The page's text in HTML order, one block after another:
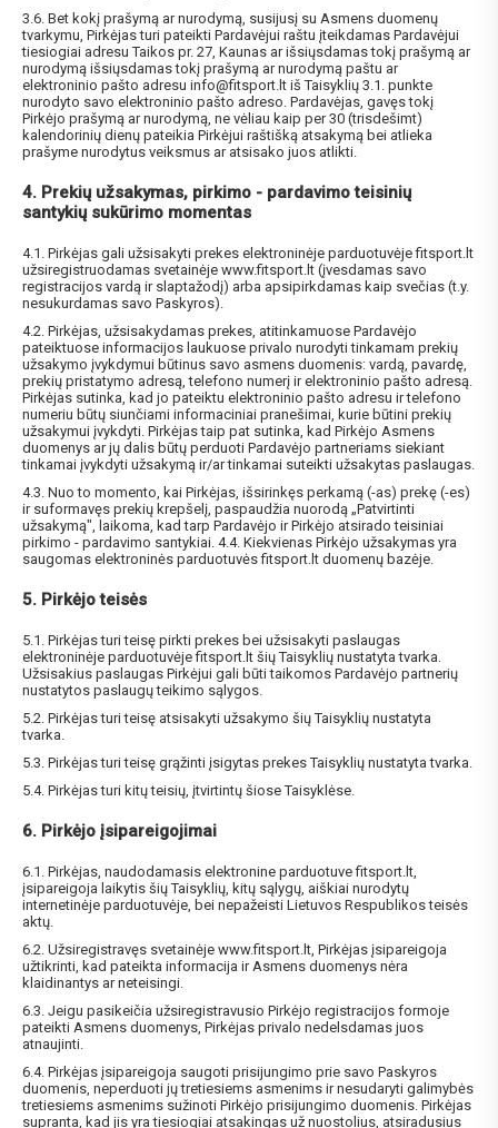
3.6. Bet kokį prašymą ar nurodymą, susijusį su Asmens duomenų
tvarkymu, Pirkėjas turi pateikti Pardavėjui raštu įteikdamas Pardavėjui
tiesiogiai adresu Taikos pr. 27, Kaunas ar išsiųsdamas tokį prašymą ar
nurodymą išsiųsdamas tokį prašymą ar nurodymą paštu ar
elektroninio pašto adresu info@fitsport.lt iš Taisyklių 3.1. punkte
nurodyto savo elektroninio pašto adreso. Pardavėjas, gavęs tokį
Pirkėjo prašymą ar nurodymą, ne vėliau kaip per 30 (trisdešimt)
kalendorinių dienų pateikia Pirkėjui raštišką atsakymą bei atlieka
prašyme nurodytus veiksmus ar atsisako juos atlikti.
4. Prekių užsakymas, pirkimo - pardavimo teisinių
santykių sukūrimo momentas
4.1. Pirkėjas gali užsisakyti prekes elektroninėje parduotuvėje fitsport.lt
užsiregistruodamas svetainėje www.fitsport.lt (įvesdamas savo
registracijos vardą ir slaptažodį) arba apsipirkdamas kaip svečias (t.y.
nesukurdamas savo Paskyros).
4.2. Pirkėjas, užsisakydamas prekes, atitinkamuose Pardavėjo
pateiktuose informacijos laukuose privalo nurodyti tinkamam prekių
užsakymo įvykdymui būtinus savo asmens duomenis: vardą, pavardę,
prekių pristatymo adresą, telefono numerį ir elektroninio pašto adresą.
Pirkėjas sutinka, kad jo pateiktu elektroninio pašto adresu ir telefono
numeriu būtų siunčiami informaciniai pranešimai, kurie būtini prekių
užsakymui įvykdyti. Pirkėjas taip pat sutinka, kad Pirkėjo Asmens
duomenys ar jų dalis būtų perduoti Pardavėjo partneriams siekiant
tinkamai įvykdyti užsakymą ir/ar tinkamai suteikti užsakytas paslaugas.
4.3. Nuo to momento, kai Pirkėjas, išsirinkęs perkamą (-as) prekę (-es)
ir suformavęs prekių krepšelį, paspaudžia nuorodą „Patvirtinti
užsakymą", laikoma, kad tarp Pardavėjo ir Pirkėjo atsirado teisiniai
pirkimo - pardavimo santykiai. 4.4. Kiekvienas Pirkėjo užsakymas yra
saugomas elektroninės parduotuvės fitsport.lt duomenų bazėje.
5. Pirkėjo teisės
5.1. Pirkėjas turi teisę pirkti prekes bei užsisakyti paslaugas
elektroninėje parduotuvėje fitsport.lt šių Taisyklių nustatyta tvarka.
Užsisakius paslaugas Pirkėjui gali būti taikomos Pardavėjo partnerių
nustatytos paslaugų teikimo sąlygos.
5.2. Pirkėjas turi teisę atsisakyti užsakymo šių Taisyklių nustatyta
tvarka.
5.3. Pirkėjas turi teisę grąžinti įsigytas prekes Taisyklių nustatyta tvarka.
5.4. Pirkėjas turi kitų teisių, įtvirtintų šiose Taisyklėse.
6. Pirkėjo įsipareigojimai
6.1. Pirkėjas, naudodamasis elektronine parduotuve fitsport.lt,
įsipareigoja laikytis šių Taisyklių, kitų sąlygų, aiškiai nurodytų
internetinėje parduotuvėje, bei nepažeisti Lietuvos Respublikos teisės
aktų.
6.2. Užsiregistravęs svetainėje www.fitsport.lt, Pirkėjas įsipareigoja
užtikrinti, kad pateikta informacija ir Asmens duomenys nėra
klaidinantys ar neteisingi.
6.3. Jeigu pasikeičia užsiregistravusio Pirkėjo registracijos formoje
pateikti Asmens duomenys, Pirkėjas privalo nedelsdamas juos
atnaujinti.
6.4. Pirkėjas įsipareigoja saugoti prisijungimo prie savo Paskyros
duomenis, neperduoti jų tretiesiems asmenims ir nesudaryti galimybės
tretiesiems asmenims sužinoti Pirkėjo prisijungimo duomenis. Pirkėjas
supranta, kad jis yra tiesiogiai atsakingas už nuostolius, atsiradusius